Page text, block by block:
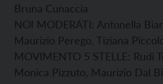
Bruna Cunaccia
NOI MODERATI: Antonella
Maurizio Perego, Tiziana
MOVIMENTO 5 STELLE: Rudi
Monica Pizzuto, Maurizio Dal